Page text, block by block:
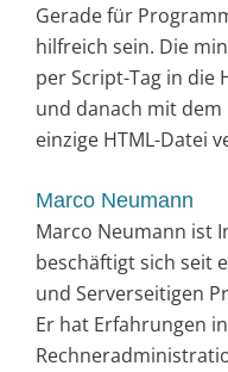
Gerade für
hilfreich sein. Die
per Script-Tag in die
und danach mit dem
einzige HTML-Datei
Marco Neumann
Marco Neumann ist
beschäftigt sich seit
und Serverseitigen
Er hat Erfahrungen